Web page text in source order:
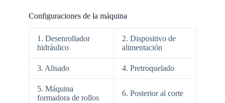
Configuraciones de la máquina
1. Desenrollador
hidráulico
2. Dispositivo de
alimentación
3. Alisado 4. Pretroquelado
5. Máquina
formadora de rollos
6. Posterior al corte